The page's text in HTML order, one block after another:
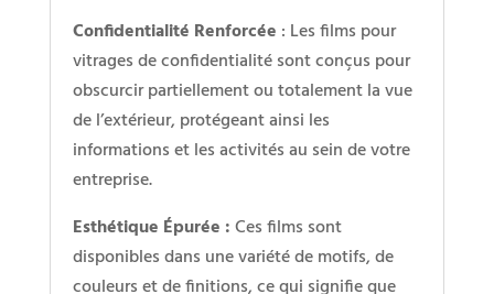
Confidentialité Renforcée : Les films pour
vitrages de confidentialité sont conçus pour
obscurcir partiellement ou totalement la vue
de l’extérieur, protégeant ainsi les
informations et les activités au sein de votre
entreprise.
Esthétique Épurée :Ces films sont
disponibles dans une variété de motifs, de
couleurs et de finitions, ce qui signifie que